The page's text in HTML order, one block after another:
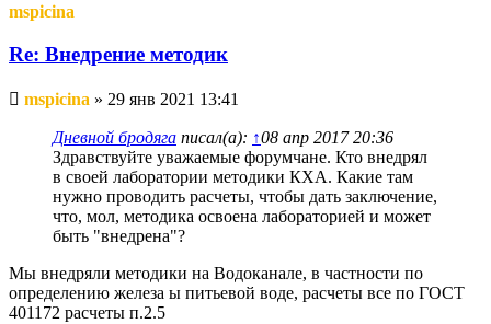
mspicina
Re: Внедрение методик
Непрочитанное
сообщение
mspicina » 29 янв 2021 13:41
Дневной бродяга писал(а): ↑08 апр 2017 20:36
Здравствуйте уважаемые форумчане. Кто внедрял
в своей лаборатории методики КХА. Какие там
нужно проводить расчеты, чтобы дать заключение,
что, мол, методика освоена лабораторией и может
быть "внедрена"?
Мы внедряли методики на Водоканале, в частности по
определению железа ы питьевой воде, расчеты все по ГОСТ
401172 расчеты п.2.5